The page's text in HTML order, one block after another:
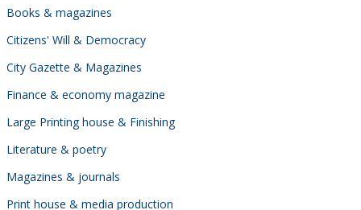
Books & magazines
Citizens' Will & Democracy
City Gazette & Magazines
Finance & economy magazine
Large Printing house & Finishing
Literature & poetry
Magazines & journals
Print house & media production